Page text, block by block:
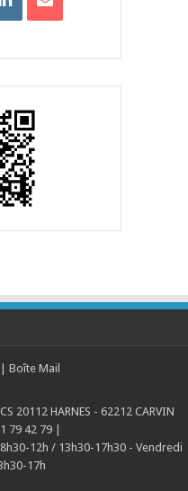
| Boîte Mail
20112 HARNES - 62212 CARVIN
79 42 79 |
12h / 13h30-17h30 - Vendredi
17h